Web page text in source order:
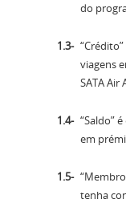
do
viagens
SATA Air
“Saldo”
em
tenha